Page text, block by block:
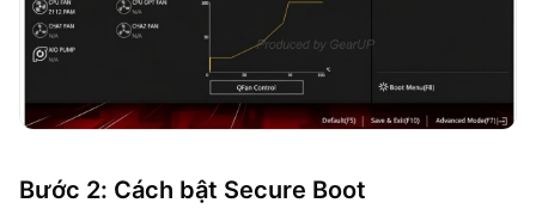
Bước 2: Cách bật Secure Boot